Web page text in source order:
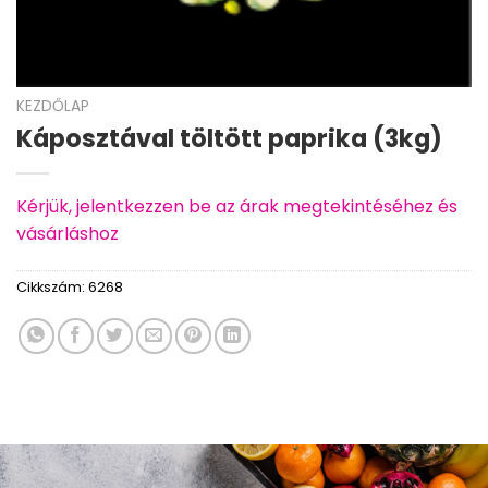
KEZDŐLAP
Káposztával töltött paprika (3kg)
Kérjük, jelentkezzen be az árak megtekintéséhez és
vásárláshoz
Cikkszám: 6268